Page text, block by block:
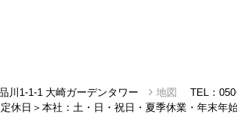
川1-1-1 大崎ガーデンタワー 地図 TEL：
定休日＞本社：土・日・祝日・夏季休業・年末年